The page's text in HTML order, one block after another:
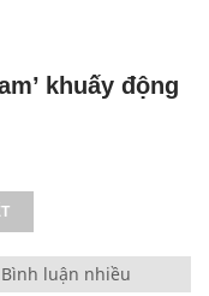
khuấy động
Bình luận nhiều